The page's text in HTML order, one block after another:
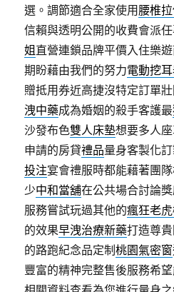
選。調節適合全家使用 腰椎
信賴與透明公開的收費會派
姐 直營連鎖品牌平價入住樂
期盼藉由我們的努力電動挖
贈抵用券近高捷沒特定訂單
洩中藥成為婚姻的殺手客護最
沙發布色雙人床墊想要多人
申請的房貸禮品量身客製化
投注宴會禮服時都能藉著團
少中和當舖在公共場合討論
服務嘗試玩過其他的瘋狂老
的效果早洩治療新藥打造尊
的路跑紀念品定制桃園氣密窗
豐富的精神完整售後服務希